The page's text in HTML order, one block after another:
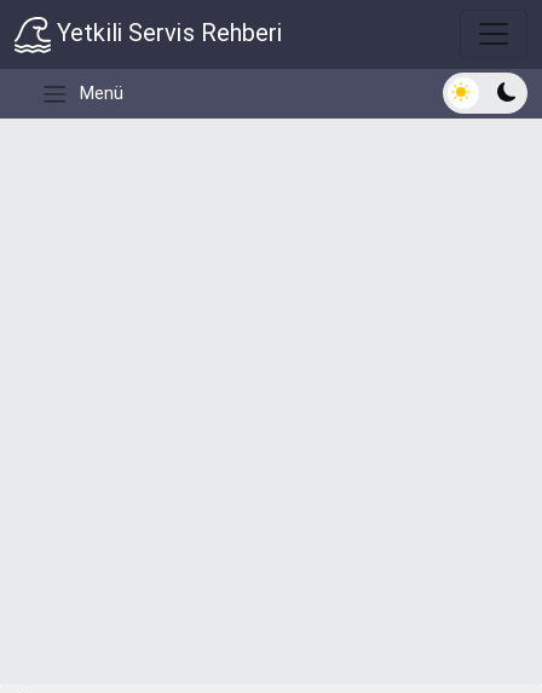
Yetkili Servis Rehberi
Menü Açık/Koyu